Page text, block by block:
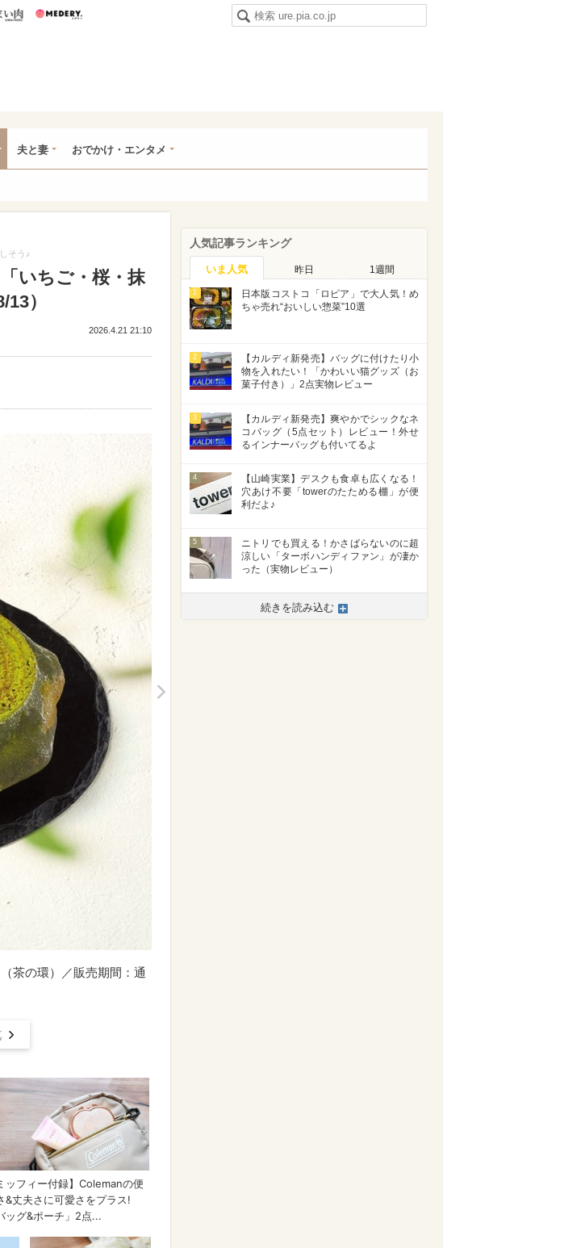
パン うまい肉
夫と妻 おでかけ・エンタメ
そう♪
いちご・桜・抹
）
2026.4.21 21:10
茶の環）／販売期間：通
人気記事ランキング
いま人気 昨日 1週間
1
日本版コストコ「ロピア」で大人気！め
ちゃ売れ“おいしい惣菜”10選
2
【カルディ新発売】バッグに付けたり小
物を入れたい！「かわいい猫グッズ（お
菓子付き）」2点実物レビュー
3
【カルディ新発売】爽やかでシックなネ
コバッグ（5点セット）レビュー！外せ
るインナーバッグも付いてるよ
4
【山崎実業】デスクも食卓も広くなる！
穴あけ不要「towerのたためる棚」が便
利だよ♪
5
ニトリでも買える！かさばらないのに超
涼しい「ターボハンディファン」が凄か
った（実物レビュー）
続きを読み込む